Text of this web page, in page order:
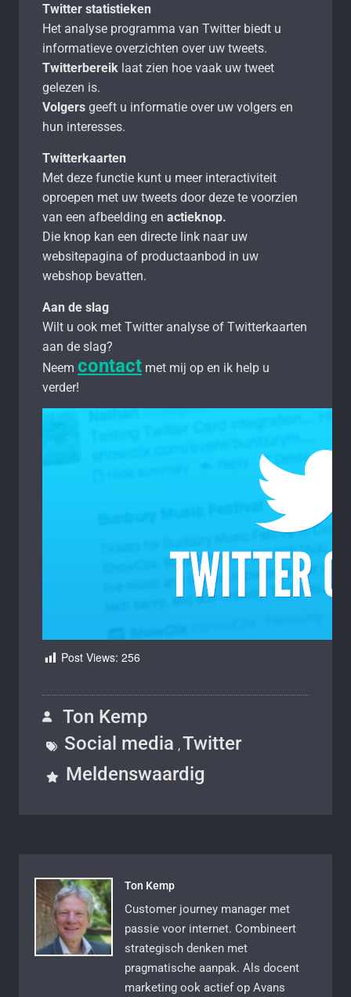
Twitter statistieken
Het analyse programma van Twitter biedt u
informatieve overzichten over uw tweets.
Twitterbereik laat zien hoe vaak uw tweet
gelezen is.
Volgers geeft u informatie over uw volgers en
hun interesses.
Twitterkaarten
Met deze functie kunt u meer interactiviteit
oproepen met uw tweets door deze te voorzien
van een afbeelding en actieknop.
Die knop kan een directe link naar uw
websitepagina of productaanbod in uw
webshop bevatten.
Aan de slag
Wilt u ook met Twitter analyse of Twitterkaarten
aan de slag?
Neem contact met mij op en ik help u
verder!
Post Views: 256
Ton Kemp
Social media ,Twitter
Meldenswaardig
Ton Kemp
Customer journey manager met
passie voor internet. Combineert
strategisch denken met
pragmatische aanpak. Als docent
marketing ook actief op Avans